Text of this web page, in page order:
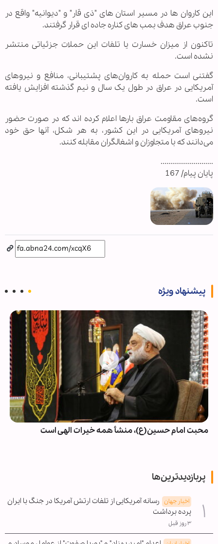
این کاروان ها در مسیر استان های "ذی قار" و "دیوانیه" واقع در
جنوب عراق هدف بمب های کناره جاده ای قرار گرفتند.
تاکنون از میزان خسارت یا تلفات این حملات جزئیاتی منتشر
نشده است.
گفتنی است حمله به کاروان‌های پشتیبانی، منافع و نیروهای
آمریکایی در عراق در طول یک سال و نیم گذشته افزایش یافته
است.
گروه‌های مقاومت عراق بارها اعلام کرده اند که در صورت حضور
نیروهای آمریکایی در این کشور، به هر شکل، آنها حق خود
می‌دانند که با متجاوزان و اشغالگران مقابله کنند.
...........................
پایان پیام/ 167
پیشنهاد ویژه
محبت امام حسین(ع)، منشأ همه خیرات الهی است
پربازدیدترین‌ها
اخبار جهان رسانه آمریکایی از تلفات ارتش آمریکا در جنگ با ایران
پرده برداشت
۳ روز قبل